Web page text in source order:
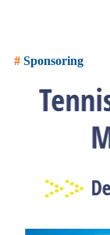
# Sponsoring